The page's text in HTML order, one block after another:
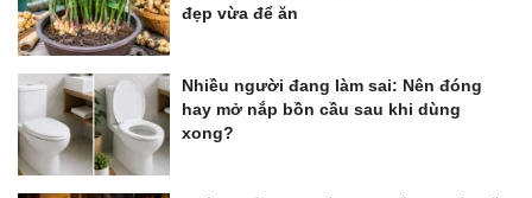
đẹp vừa để ăn
Nhiều người đang làm sai: Nên đóng
hay mở nắp bồn cầu sau khi dùng
xong?